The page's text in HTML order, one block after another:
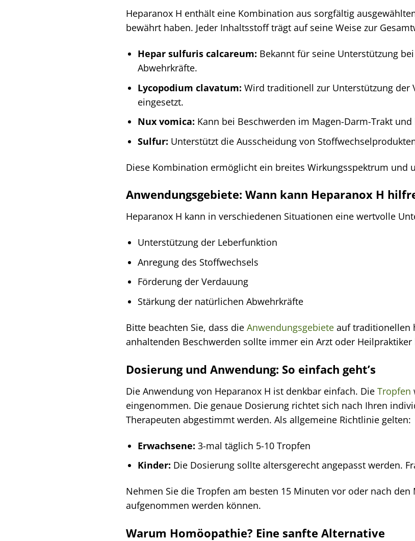
Heparanox H enthält eine Kombination aus sorgfältig
bewährt haben. Jeder Inhaltsstoff trägt auf seine Weise zur
Hepar sulfuris calcareum: Bekannt für seine Unterstützung
Abwehrkräfte.
Lycopodium clavatum: Wird traditionell zur Unterstützung der
eingesetzt.
Nux vomica: Kann bei Beschwerden im Magen-Darm-Trakt
Sulfur: Unterstützt die Ausscheidung von
Diese Kombination ermöglicht ein breites Wirkungsspektrum und
Anwendungsgebiete: Wann kann Heparanox H
Heparanox H kann in verschiedenen Situationen eine wertvolle
Unterstützung der Leberfunktion
Anregung des Stoffwechsels
Förderung der Verdauung
Stärkung der natürlichen Abwehrkräfte
Bitte beachten Sie, dass die Anwendungsgebiete auf traditionellen
anhaltenden Beschwerden sollte immer ein Arzt oder
Dosierung und Anwendung: So einfach geht’s
Die Anwendung von Heparanox H ist denkbar einfach. Die Tropfen
eingenommen. Die genaue Dosierung richtet sich nach Ihren
Therapeuten abgestimmt werden. Als allgemeine Richtlinie gelten:
Erwachsene: 3-mal täglich 5-10 Tropfen
Kinder: Die Dosierung sollte altersgerecht angepasst werden.
Nehmen Sie die Tropfen am besten 15 Minuten vor oder nach
aufgenommen werden können.
Warum Homöopathie? Eine sanfte Alternative